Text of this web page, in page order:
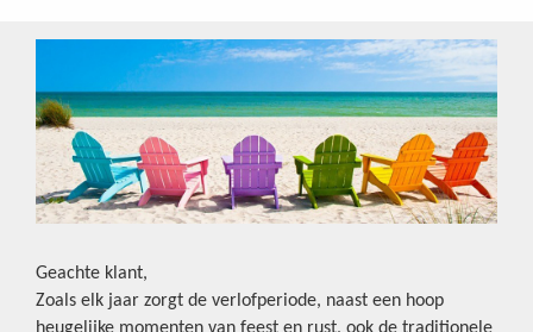
Geachte klant,
Zoals elk jaar zorgt de verlofperiode, naast een hoop